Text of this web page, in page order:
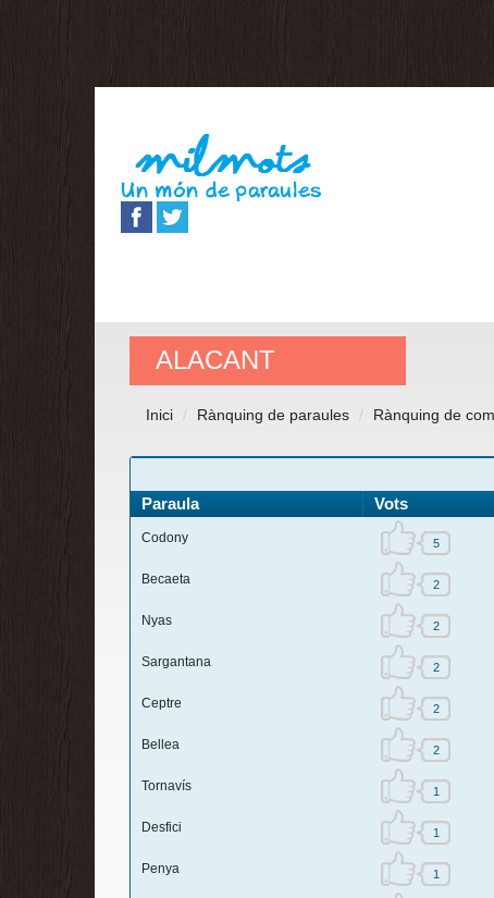
ALACANT
Inici Rànquing de paraules Rànquing de
Paraula Vots
Codony 5
Becaeta 2
Nyas 2
Sargantana 2
Ceptre 2
Bellea 2
Tornavís 1
Desfici 1
Penya 1